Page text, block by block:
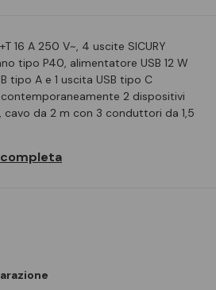
16 A 250 V~, 4 uscite SICURY
tipo P40, alimentatore USB 12 W
tipo A e 1 uscita USB tipo C
2 dispositivi
da 2 m con 3 conduttori da 1,5